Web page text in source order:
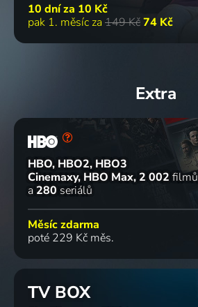
10 dní za 10 Kč
pak 1. měsíc za 149 Kč74 Kč
Extra
HBO, HBO2, HBO3
Cinemaxy, HBO Max 2 002 filmů
a 280 seriálů
Měsíc zdarma
poté 229 Kč měs.
TV BOX